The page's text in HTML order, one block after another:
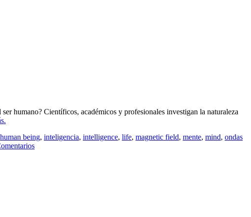
humano? Científicos, académicos y profesionales investigan la naturaleza
human being, inteligencia, intelligence, life, magnetic field, mente, mind, ondas